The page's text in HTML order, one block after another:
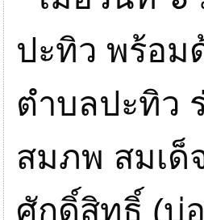
ปะทิว พร้อม
ตำบลปะทิว
สมภพ สมเด็
ศักดิ์สิทธิ์ (บ่